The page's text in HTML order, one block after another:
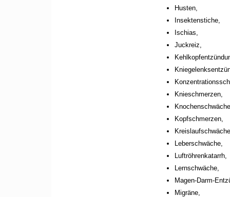
Husten,
Insektenstiche,
Ischias,
Juckreiz,
Knieschmerzen,
Kopfschmerzen,
Leberschwäche,
Luftröhrenkatarrh,
Lernschwäche,
Magen-Darm-
Migräne,